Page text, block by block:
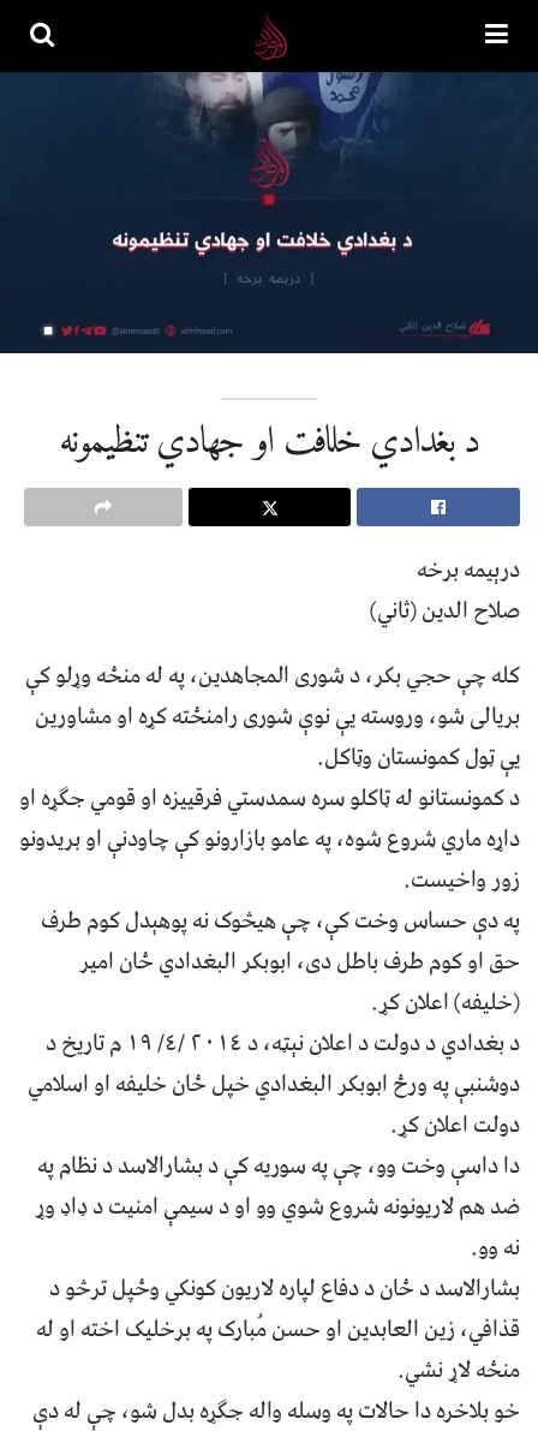
د بغدادي خلافت او جهادي تنظیمونه
درېیمه برخه
صلاح الدین (ثاني)
کله چې حجي بکر، د شوری المجاهدین، په له منځه وړلو کې
بریالی شو، وروسته یې نوې شوری رامنځته کړه او مشاورین
یې ټول کمونستان وټاکل.
د کمونستانو له ټاکلو سره سمدستي فرقییزه او قومي جګړه او
داړه ماري شروع شوه، په عامو بازارونو کې چاودنې او بریدونو
زور واخیست.
په دې حساس وخت کې، چې هیڅوک نه پوهېدل کوم طرف
حق او کوم طرف باطل دی، ابوبکر البغدادي ځان امیر
(خلیفه) اعلان کړ.
د بغدادي د دولت د اعلان نېټه، د ٢٠١٤ /٤/ ١٩ م تاریخ د
دوشنبې په ورځ ابوبکر البغدادي خپل ځان خلیفه او اسلامي
دولت اعلان کړ.
دا داسې وخت وو، چې په سوریه کې د بشارالاسد د نظام په
ضد هم لاریونونه شروع شوي وو او د سیمې امنیت د ډاډ وړ
نه وو.
بشارالاسد د ځان د دفاع لپاره لاریون کونکي وځپل ترڅو د
قذافي، زین العابدین او حسن مُبارک په برخلیک اخته او له
منځه لاړ نشي.
خو بلاخره دا حالات په وسله واله جګړه بدل شو، چې له دې